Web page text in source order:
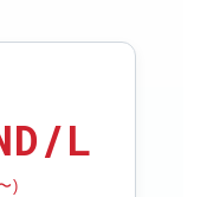
L
)